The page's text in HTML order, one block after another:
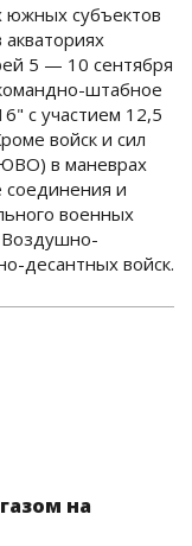
южных субъектов
5 — 10 сентября
штабное
с участием 12,5
войск и сил
в маневрах
и
военных
Воздушно-
десантных войск.
на